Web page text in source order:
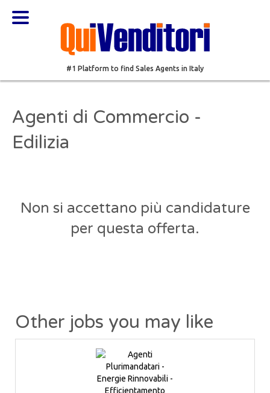
#1 Platform to find Sales Agents in Italy
Agenti di Commercio -
Edilizia
Non si accettano più candidature
per questa offerta.
Other jobs you may like